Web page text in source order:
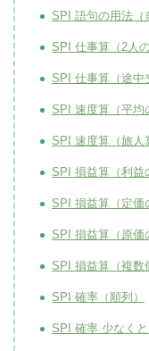
SPI 語句の用法（
SPI 仕事算（2人
SPI 仕事算（途中
SPI 速度算（平均
SPI 速度算（旅人
SPI 損益算（利益
SPI 損益算（定価
SPI 損益算（原価
SPI 損益算（複数
SPI 確率（順列）
SPI 確率 少なく